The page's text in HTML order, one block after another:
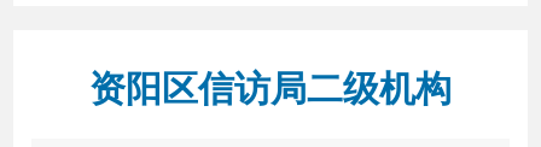
新闻中心 解读回应
资阳区信访局二级机构